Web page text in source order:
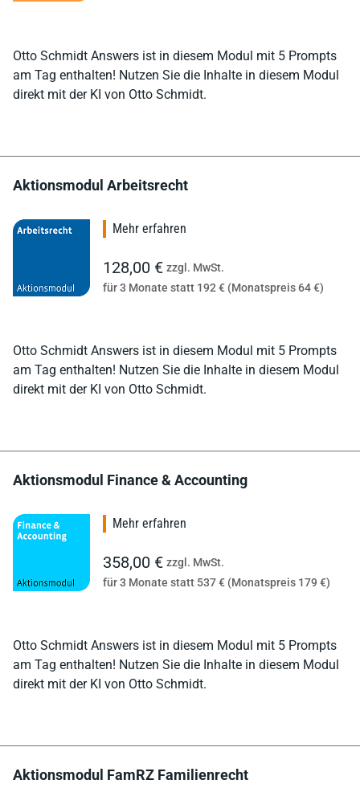
Otto Schmidt Answers ist in diesem Modul mit 5 Prompts
am Tag enthalten! Nutzen Sie die Inhalte in diesem Modul
direkt mit der KI von Otto Schmidt.
Aktionsmodul Arbeitsrecht
Otto Schmidt Answers ist in diesem Modul mit 5 Prompts
am Tag enthalten! Nutzen Sie die Inhalte in diesem Modul
direkt mit der KI von Otto Schmidt.
Mehr erfahren
128,00 € zzgl. MwSt.
für 3 Monate statt 192 € (Monatspreis 64 €)
Aktionsmodul Finance & Accounting
Otto Schmidt Answers ist in diesem Modul mit 5 Prompts
am Tag enthalten! Nutzen Sie die Inhalte in diesem Modul
direkt mit der KI von Otto Schmidt.
Mehr erfahren
358,00 € zzgl. MwSt.
für 3 Monate statt 537 € (Monatspreis 179 €)
Aktionsmodul FamRZ Familienrecht